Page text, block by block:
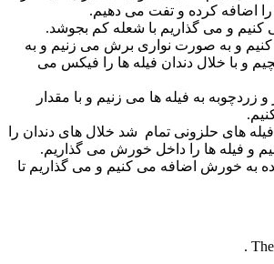
اضافه کرده و تفت می دهیم.
کنیم و می گذاریم با شعله کم بجوشد.
و به صورت نواری برش می زنیم و به
و با خلال دندان فیله ها را فیکس می
به فیله ها می زنیم و با مقدار
های حلزونی تمام شد خلال های دندان را
و فیله ها را داخل خورش می گذاریم.
به خورش اضافه می کنیم و می گذاریم تا